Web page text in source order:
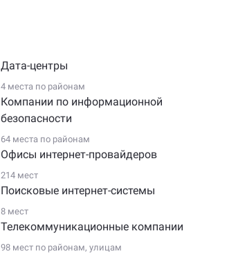
Дата-центры
4 места по районам
Компании по информационной
безопасности
64 места по районам
Офисы интернет-провайдеров
214 мест
Поисковые интернет-системы
8 мест
Телекоммуникационные компании
98 мест по районам, улицам